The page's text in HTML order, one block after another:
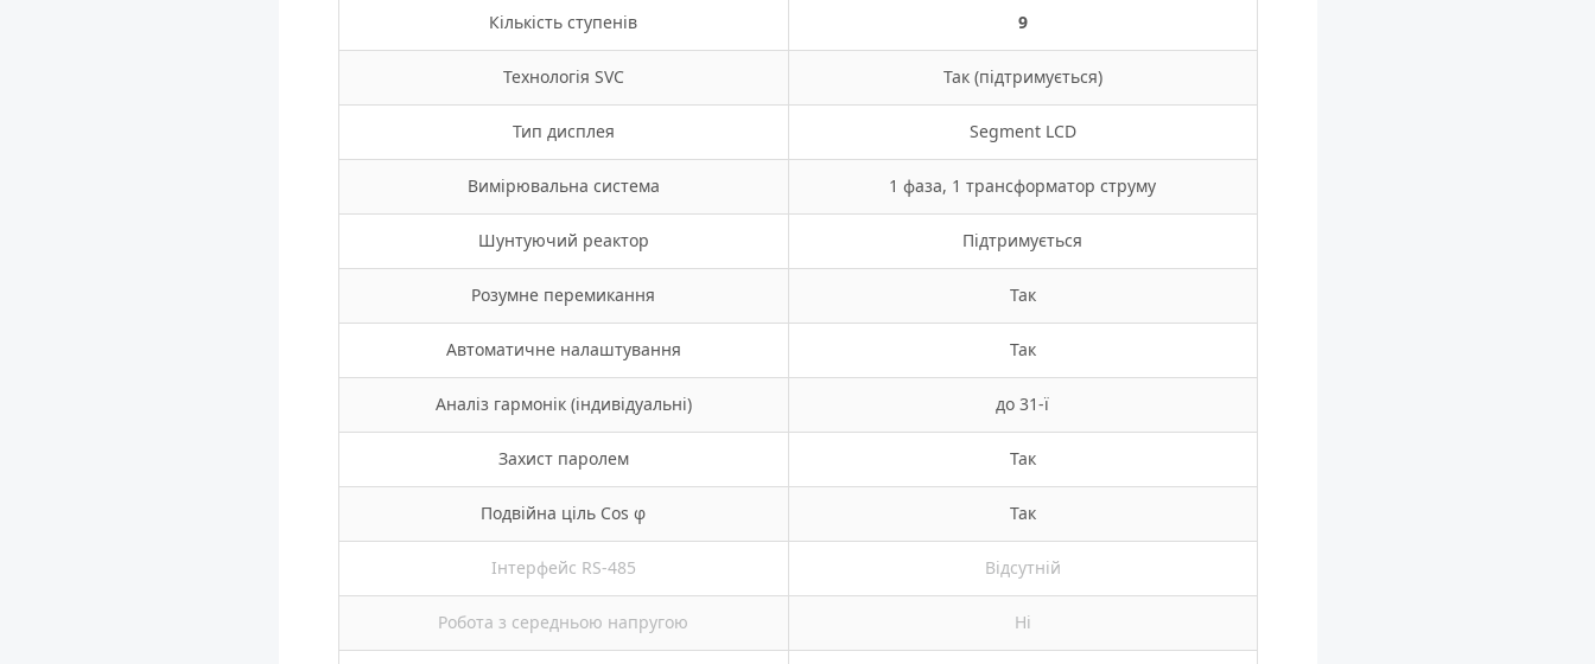
Кількість ступенів 9
Технологія SVC Так (підтримується)
Тип дисплея Segment LCD
Вимірювальна система 1 фаза, 1 трансформатор струму
Шунтуючий реактор Підтримується
Розумне перемикання Так
Автоматичне налаштування Так
Аналіз гармонік (індивідуальні) до 31-ї
Захист паролем Так
Подвійна ціль Cos φ Так
Інтерфейс RS-485 Відсутній
Робота з середньою напругою Ні